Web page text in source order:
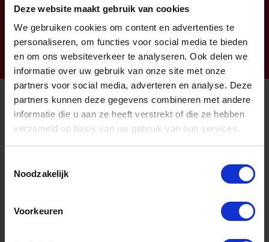
Deze website maakt gebruik van cookies
We gebruiken cookies om content en advertenties te
personaliseren, om functies voor social media te bieden
en om ons websiteverkeer te analyseren. Ook delen we
informatie over uw gebruik van onze site met onze
partners voor social media, adverteren en analyse. Deze
partners kunnen deze gegevens combineren met andere
informatie die u aan ze heeft verstrekt of die ze hebben
verzameld op basis van uw gebruik van hun services.
Noodzakelijk
Voorkeuren
Nieuwsbrief
Informatie
Klachtenregeling Ome Dick